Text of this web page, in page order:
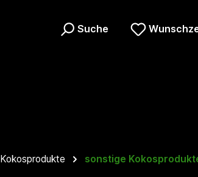
Suche
Kokosprodukte sonstige